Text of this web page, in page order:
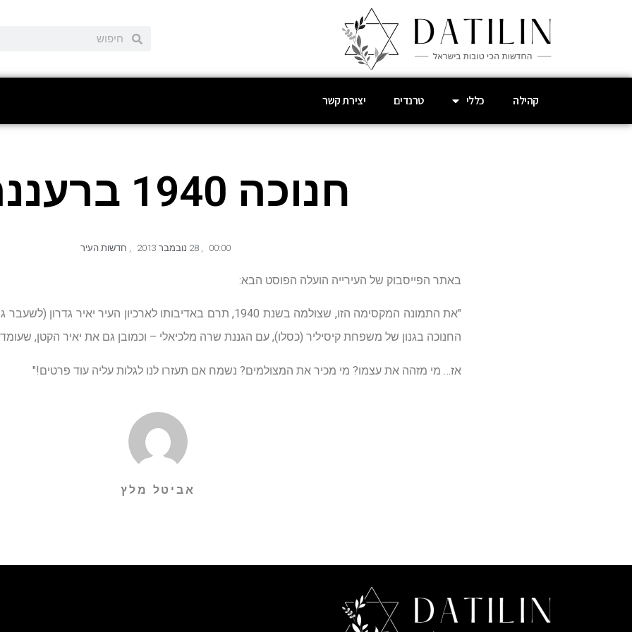
קהילה כללי טרנדים יצירת קשר
חנוכה 1940 ברעננה.
00:00
, 28 נובמבר 2013 , חדשות העיר
באתר הפייסבוק של העירייה הועלה הפוסט הבא:
"את התמונה המקסימה הזו, שצולמה בשנת 1940, תרם באדיבותו לארכיון העיר
החנוכה בגנון של משפחת קיסיליר (כסלו), עם הגננת שרה מלכיאלי – וכמובן גם את יאיר הקטן, שעומד
אז… מי מזהה את עצמו? מי מכיר את המצולמים? נשמח אם תעזרו לנו לגלות עליה עוד פרטים!"
אביטל מלץ